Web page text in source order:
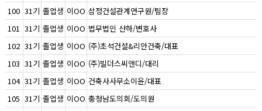
100 31기 졸업생 이OO 삼정건설관계연구원/팀장
101 31기 졸업생 이OO 법무법인 산하/변호사
102 31기 졸업생 이OO (주)초석건설&리안건축/대표
103 31기 졸업생 이OO (주)빌더스씨앤디/대리
104 31기 졸업생 이OO 건축사사무소이윤/대표
105 31기 졸업생 이OO 충청남도의회/도의원